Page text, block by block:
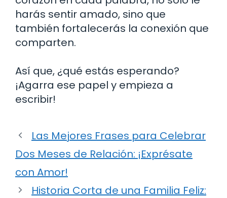
harás sentir amado, sino que
también fortalecerás la conexión que
comparten.
Así que, ¿qué estás esperando?
¡Agarra ese papel y empieza a
escribir!
Las Mejores Frases para Celebrar
Dos Meses de Relación: ¡Exprésate
con Amor!
Historia Corta de una Familia Feliz: